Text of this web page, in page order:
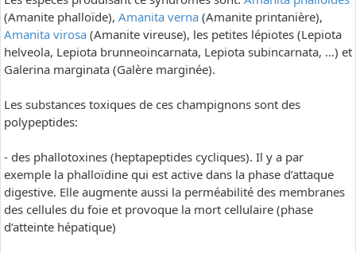
(Amanite phalloïde), Amanita verna (Amanite printanière),
Amanita virosa (Amanite vireuse), les petites lépiotes (Lepiota
helveola, Lepiota brunneoincarnata, Lepiota subincarnata, …) et
Galerina marginata (Galère marginée).
Les substances toxiques de ces champignons sont des
polypeptides:
- des phallotoxines (heptapeptides cycliques). Il y a par
exemple la phalloïdine qui est active dans la phase d’attaque
digestive. Elle augmente aussi la perméabilité des membranes
des cellules du foie et provoque la mort cellulaire (phase
d’atteinte hépatique)